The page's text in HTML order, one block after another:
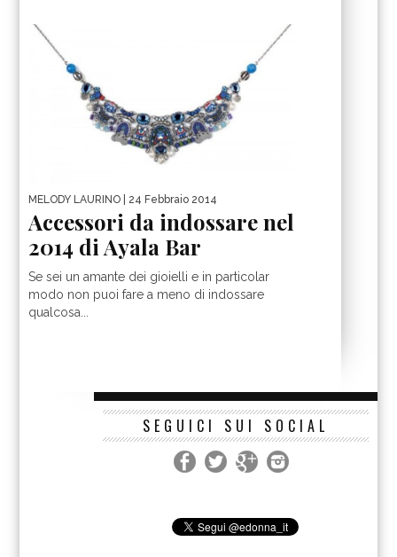
MELODY LAURINO | 24 Febbraio 2014
Accessori da indossare nel
2014 di Ayala Bar
Se sei un amante dei gioielli e in particolar
modo non puoi fare a meno di indossare
qualcosa...
SEGUICI SUI SOCIAL